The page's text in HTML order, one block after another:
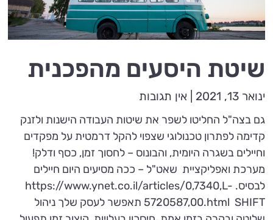
שיטת היסעים מהפכנית
ינואר 13, 2021 אין תגובות
גם בצה"ל החליטו לשפר את שיטות העבודה הישנות ולזנק
קדימה לפתרון טכנולוגי שצפוי להקל דרמטית על מפקדים
וחיילים בשגרה היומית, והבונוס – לחסוך זמן, כסף ודלק!
מערכת ואפליקציית שאט"ל – ככה מסיעים היום חיילים
לבסיס. https://www.ynet.co.il/articles/0,7340,L-
5720587,00.html SHIFT תאפשר לעסק שלך ניהול